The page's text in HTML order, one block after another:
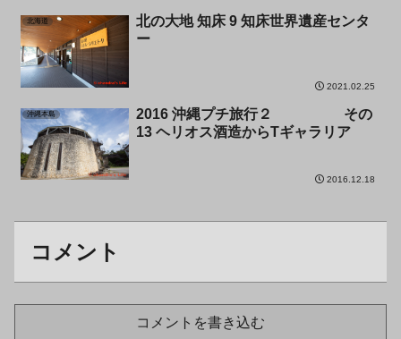
北海道
北の大地 知床 9 知床世界遺産センタ
ー
2021.02.25
沖縄本島
2016 沖縄プチ旅行２ その
13 ヘリオス酒造からTギャラリア
2016.12.18
コメント
コメントを書き込む